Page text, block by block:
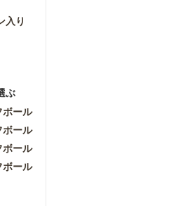
入り
ぶ
ボール
ボール
ボール
ボール